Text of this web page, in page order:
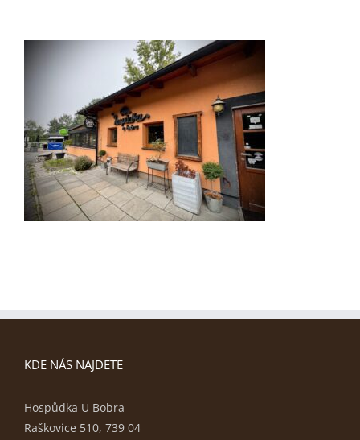
KDE NÁS NAJDETE
Hospůdka U Bobra
Raškovice 510, 739 04